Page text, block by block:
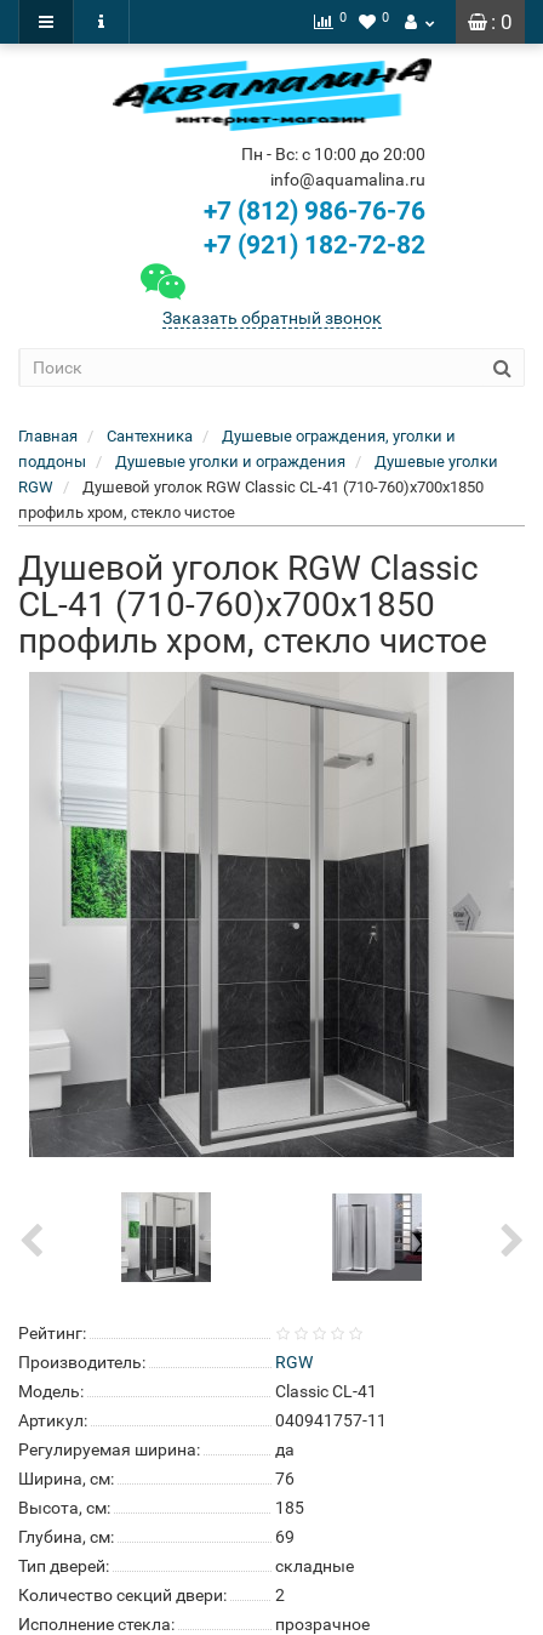
: 0
0 0
Пн - Вс: с 10:00 до 20:00
info@aquamalina.ru
+7 (812) 986-76-76
+7 (921) 182-72-82
Заказать обратный звонок
Главная Сантехника
Душевые ограждения, уголки и
поддоны
Душевые уголки и ограждения
Душевые уголки
RGW
Душевой уголок RGW Classic CL-41 (710-760)x700x1850
профиль хром, стекло чистое
Душевой уголок RGW Classic
CL-41 (710-760)x700x1850
профиль хром, стекло чистое
Рейтинг:
Производитель:
RGW
Модель:
Classic CL-41
Артикул:
040941757-11
Регулируемая ширина:
да
Ширина, см:
76
Высота, см:
185
Глубина, см:
69
Тип дверей:
складные
Количество секций двери:
2
Исполнение стекла:
прозрачное